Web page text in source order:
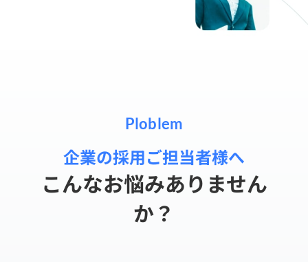
Ploblem
企業の採用ご担当者様へ
こんなお悩みありません
か？